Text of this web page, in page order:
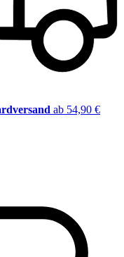
ab 54,90 €